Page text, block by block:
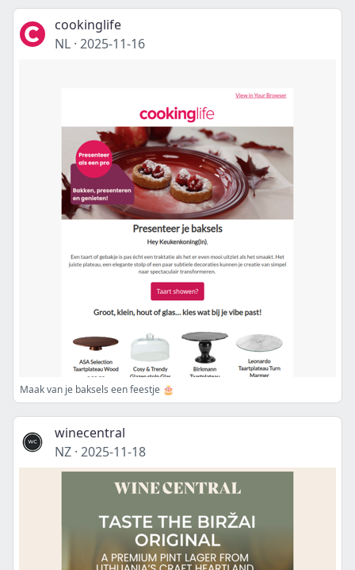
cookinglife
NL · 2025-11-16
Maak van je baksels een feestje 🎂
winecentral
NZ · 2025-11-18